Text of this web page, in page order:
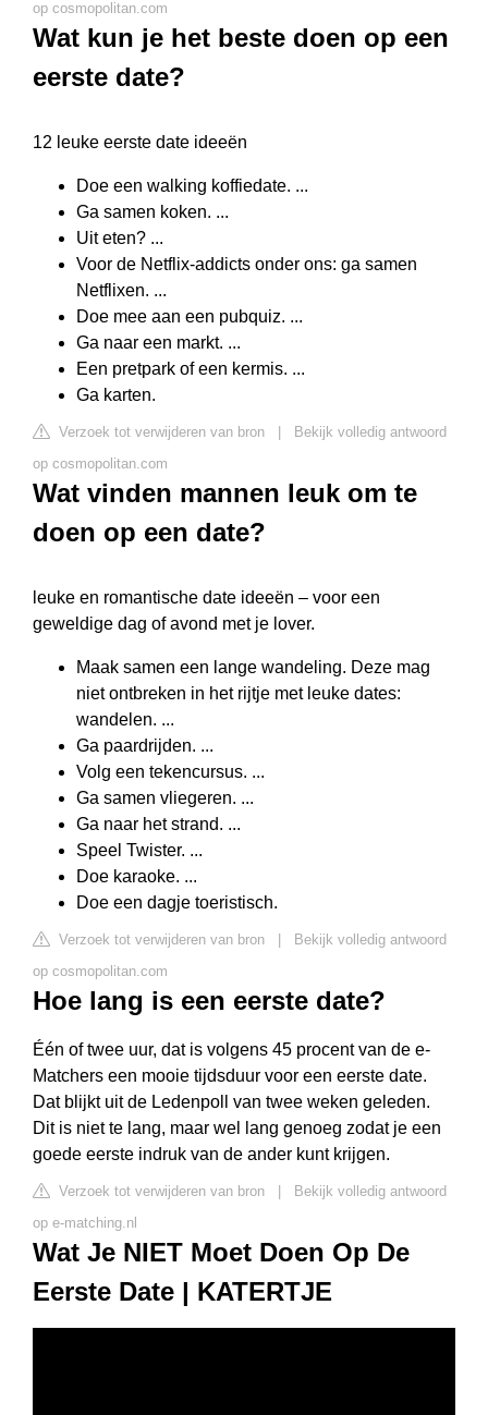
op cosmopolitan.com
Wat kun je het beste doen op een
eerste date?
12 leuke eerste date ideeën
Doe een walking koffiedate. ...
Ga samen koken. ...
Uit eten? ...
Voor de Netflix-addicts onder ons: ga samen
Netflixen. ...
Doe mee aan een pubquiz. ...
Ga naar een markt. ...
Een pretpark of een kermis. ...
Ga karten.
Verzoek tot verwijderen van bron
Bekijk volledig antwoord
op cosmopolitan.com
Wat vinden mannen leuk om te
doen op een date?
leuke en romantische date ideeën – voor een
geweldige dag of avond met je lover.
Maak samen een lange wandeling. Deze mag
niet ontbreken in het rijtje met leuke dates:
wandelen. ...
Ga paardrijden. ...
Volg een tekencursus. ...
Ga samen vliegeren. ...
Ga naar het strand. ...
Speel Twister. ...
Doe karaoke. ...
Doe een dagje toeristisch.
Verzoek tot verwijderen van bron
Bekijk volledig antwoord
op cosmopolitan.com
Hoe lang is een eerste date?
Één of twee uur, dat is volgens 45 procent van de e-
Matchers een mooie tijdsduur voor een eerste date.
Dat blijkt uit de Ledenpoll van twee weken geleden.
Dit is niet te lang, maar wel lang genoeg zodat je een
goede eerste indruk van de ander kunt krijgen.
Verzoek tot verwijderen van bron
Bekijk volledig antwoord
op e-matching.nl
Wat Je NIET Moet Doen Op De
Eerste Date | KATERTJE